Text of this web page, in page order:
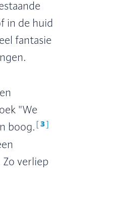
in de huid
fantasie
"We
boog.
3
verliep